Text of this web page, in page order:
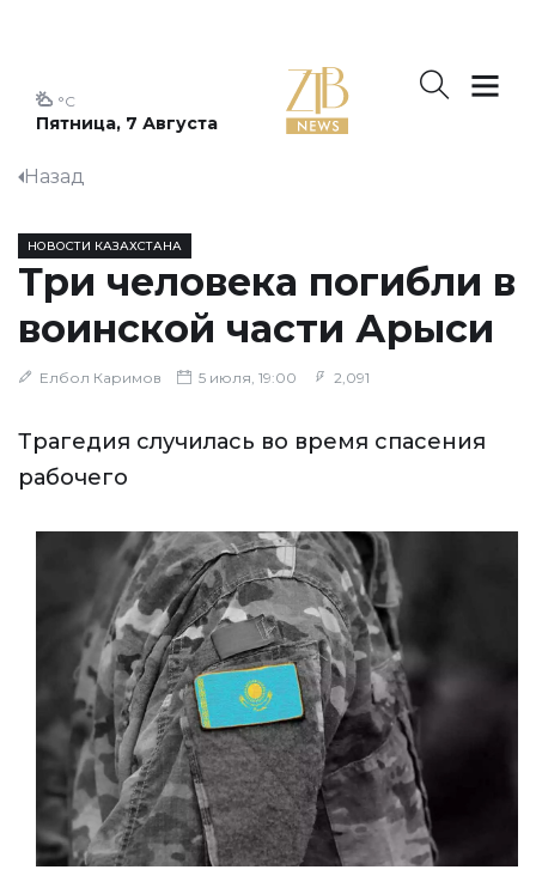
Пятница, 7 Августа
°C
Назад
НОВОСТИ КАЗАХСТАНА
Три человека погибли в
воинской части Арыси
Елбол Каримов 5 июля, 19:00 2,091
Трагедия случилась во время спасения
рабочего